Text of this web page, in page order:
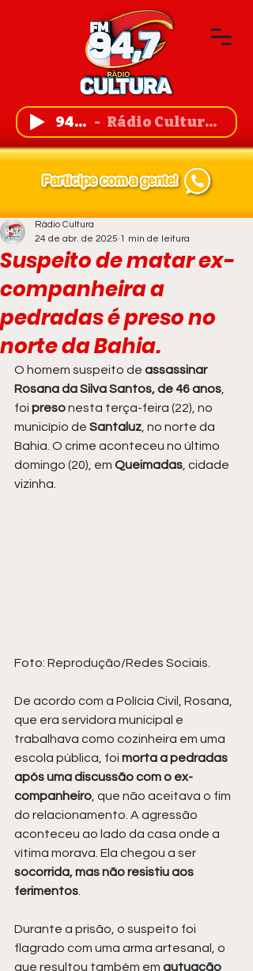
94,7 FM Rádio Cultura de Guanambi
Suspeito de matar ex-
companheira a
pedradas é preso no
norte da Bahia.
Rádio Cultura
24 de abr. de 2025 1 min de leitura
O homem suspeito de assassinar
Rosana da Silva Santos, de 46 anos
foi preso nesta terça-feira (22), no
município de Santaluz , no norte da
Bahia. O crime aconteceu no último
domingo (20), em Queimadas , cidade
vizinha.
Foto: Reprodução/Redes Sociais.
De acordo com a Polícia Civil, Rosana,
que era servidora municipal e
trabalhava como cozinheira em uma
escola pública, foi morta a pedradas
após uma discussão com o ex-
companheiro , que não aceitava o fim
do relacionamento. A agressão
aconteceu ao lado da casa onde a
vítima morava. Ela chegou a ser
socorrida, mas não resistiu aos
ferimentos
Durante a prisão, o suspeito foi
flagrado com uma arma artesanal, o
que resultou também em autuação